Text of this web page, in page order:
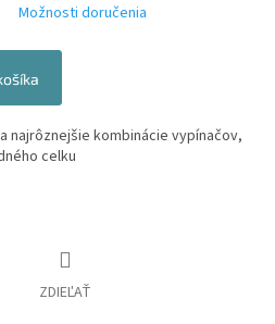
Možnosti doručenia
najrôznejšie kombinácie vypínačov,
celku
ZDIEĽAŤ